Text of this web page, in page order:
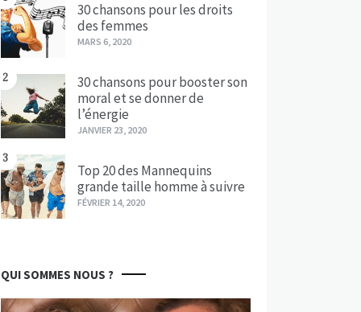
30 chansons pour les droits
des femmes
MARS 6, 2020
2
30 chansons pour booster son
moral et se donner de
l’énergie
JANVIER 23, 2020
3
Top 20 des Mannequins
grande taille homme à suivre
FÉVRIER 14, 2020
QUI SOMMES NOUS ?